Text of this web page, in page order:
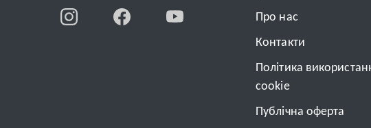
Про нас
Контакти
Політика
cookie
Публічна оферта